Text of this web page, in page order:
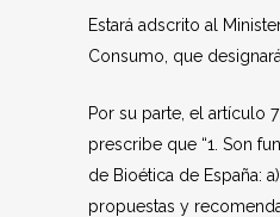
Estará adscrito al
Consumo, que
Por su parte, el artículo
prescribe que “1. Son
de Bioética de España:
propuestas y